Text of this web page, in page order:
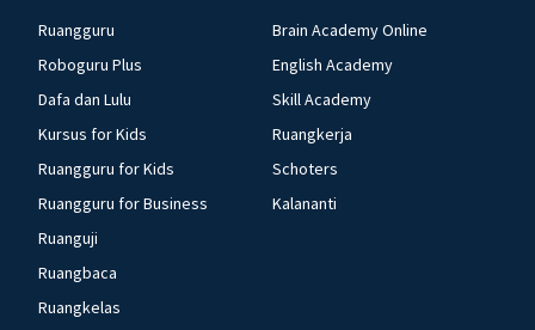
Ruangguru
Roboguru Plus
Dafa dan Lulu
Kursus for Kids
Ruangguru for Kids
Ruangguru for Business
Ruanguji
Ruangbaca
Ruangkelas
Brain Academy Online
English Academy
Skill Academy
Ruangkerja
Schoters
Kalananti